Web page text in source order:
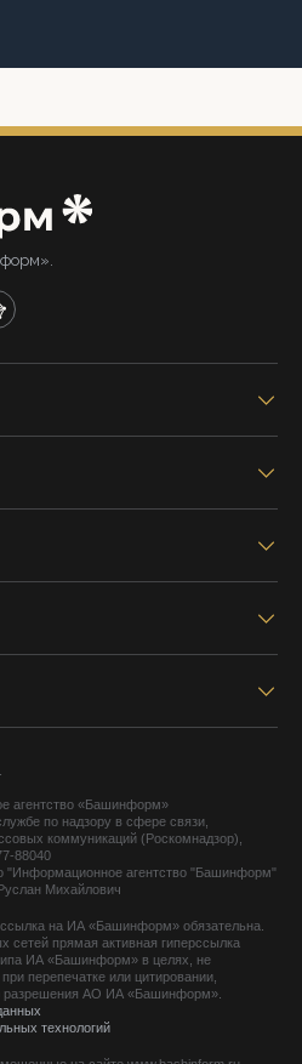
агентство «Башинформ»
по надзору в сфере связи,
коммуникаций (Роскомнадзор),
88040
"Информационное агентство "Башинформ"
Михайлович
на ИА «Башинформ» обязательна.
сетей прямая активная гиперссылка
ИА «Башинформ» в целях, не
перепечатке или цитировании,
разрешения АО ИА «Башинформ».
технологий